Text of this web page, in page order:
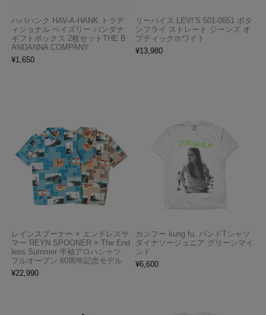
ハバハンク HAV-A-HANK トラデ
ィショナル ペイズリー バンダナ
ギフトボックス 2枚セットTHE B
ANDANNA COMPANY
¥1,650
リーバイス LEVI’S 501-0651 ボタ
ンフライ ストレート ジーンズ オ
プティックホワイト
¥13,980
レインスプーナー × エンドレスサ
マー REYN SPOONER × The End
less Summer 半袖アロハシャツ
フルオープン 60周年記念モデル
¥22,990
カンフー kung fu. バンドTシャツ
ダイナソージュニア グリーンマイ
ンド
¥6,600